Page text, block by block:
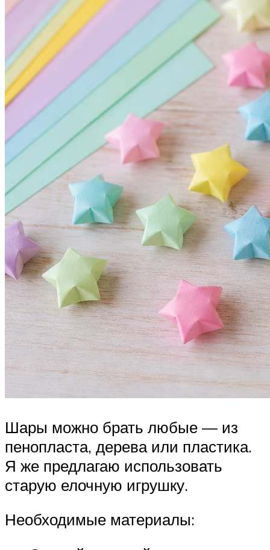
Шары можно брать любые — из
пенопласта, дерева или пластика.
Я же предлагаю использовать
старую елочную игрушку.
Необходимые материалы: